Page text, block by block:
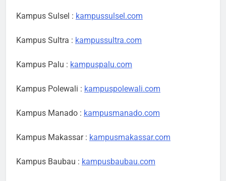
Kampus Sulsel : kampussulsel.com
Kampus Sultra : kampussultra.com
Kampus Palu : kampuspalu.com
Kampus Polewali : kampuspolewali.com
Kampus Manado : kampusmanado.com
Kampus Makassar : kampusmakassar.com
Kampus Baubau : kampusbaubau.com